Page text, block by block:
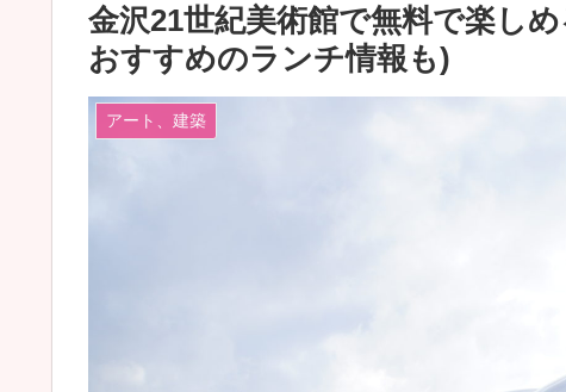
金沢21世紀美術館で無料で楽し
おすすめのランチ情報も)
アート、建築